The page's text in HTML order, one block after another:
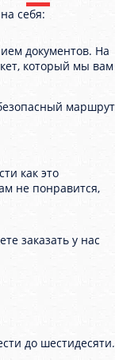
себя:
документов. На
который мы вам
маршрут
как это
не понравится,
заказать у нас
до шестидесяти.